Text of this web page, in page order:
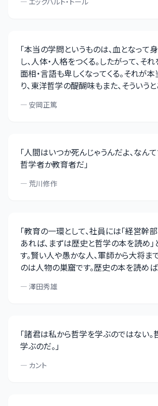
「本当の学問というものは、血となって
し、人体・人格をつくる。したがって、そ
面相・言語も卑しくなってくる。それが
り、東洋哲学の醍醐味もまた、そういう
— 安岡正篤
「人間はいつか死んじゃうんだよ、なん
哲学者か教育者だ」
— 荒川修作
「教育の一環として、社員には「経営幹
あれば、まずは歴史と哲学の本を読め」
す。賢い人や愚かな人、軍師から大将ま
のは人物の巣窟です。歴史の本を読め
— 澤田秀雄
「諸君は私から哲学を学ぶのではない。
学ぶのだ。」
— カント